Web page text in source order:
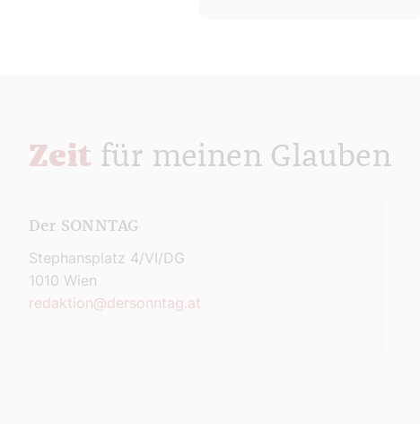
Zeit für meinen Glauben
Der SONNTAG
Stephansplatz 4/VI/DG
1010 Wien
redaktion@dersonntag.at